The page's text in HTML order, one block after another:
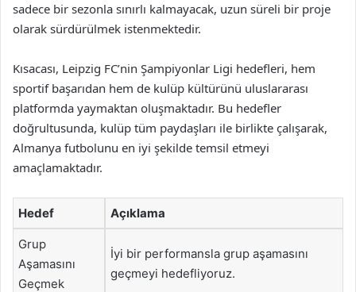
sadece bir sezonla sınırlı kalmayacak, uzun süreli bir proje
olarak sürdürülmek istenmektedir.
Kısacası, Leipzig FC’nin Şampiyonlar Ligi hedefleri, hem
sportif başarıdan hem de kulüp kültürünü uluslararası
platformda yaymaktan oluşmaktadır. Bu hedefler
doğrultusunda, kulüp tüm paydaşları ile birlikte çalışarak,
Almanya futbolunu en iyi şekilde temsil etmeyi
amaçlamaktadır.
Hedef Açıklama
Grup
Aşamasını
Geçmek
İyi bir performansla grup aşamasını
geçmeyi hedefliyoruz.